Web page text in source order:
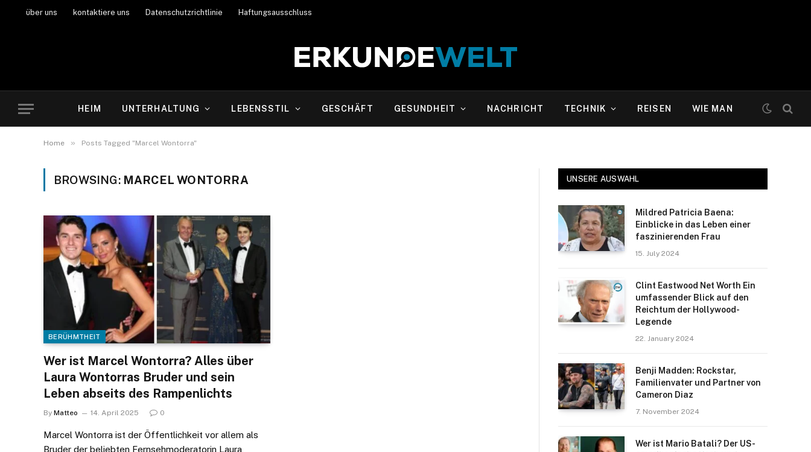
über uns kontaktiere uns Datenschutzrichtlinie Haftungsausschluss
HEIM UNTERHALTUNG LEBENSSTIL GESCHÄFT GESUNDHEIT NACHRICHT TECHNIK REISEN WIE MAN
Home » Posts Tagged "Marcel Wontorra"
BROWSING: MARCEL WONTORRA
BERÜHMTHEIT
Wer ist Marcel Wontorra? Alles über
Laura Wontorras Bruder und sein
Leben abseits des Rampenlichts
By Matteo 14. April 2025 0
Marcel Wontorra ist der Öffentlichkeit vor allem als
Bruder der beliebten Fernsehmoderatorin Laura
UNSERE AUSWAHL
Mildred Patricia Baena:
Einblicke in das Leben einer
faszinierenden Frau
15. July 2024
Clint Eastwood Net Worth Ein
umfassender Blick auf den
Reichtum der Hollywood-
Legende
22. January 2024
Benji Madden: Rockstar,
Familienvater und Partner von
Cameron Diaz
7. November 2024
Wer ist Mario Batali? Der US-